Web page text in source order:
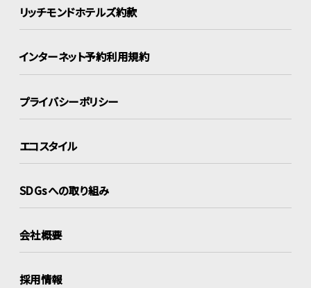
リッチモンドホテルズ約款
インターネット予約利用規約
プライバシーポリシー
エコスタイル
SDGsへの取り組み
会社概要
採用情報